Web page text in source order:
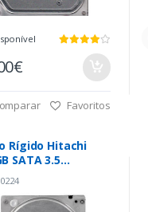
Favoritos
Rígido Hitachi
SATA 3.5